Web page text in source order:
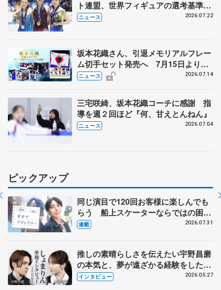
ト連盟、世界フィギュアの選考基準を
承認
ニュース 2026.07.22
坂本花織さん、引退メモリアルフレー
ム切手セット発売へ 7月15日より申
込受付開始
ニュース 2026.07.14
三宅咲綺、坂本花織コーチに感謝 指
導を週２回ほど『何、甘えとんねん』
ニュース 2026.07.04
ピックアップ
同じ演目で120回お客様に楽しんでも
らう 船上スケーターならではの困難
とは 影響あったPIW前キャプテン松
連載 2026.07.31
推しの素晴らしさを伝えたい宇野昌磨
の本気と、夢が遠ざかる経験をした本
田真凜の覚悟
インタビュー 2026.05.27